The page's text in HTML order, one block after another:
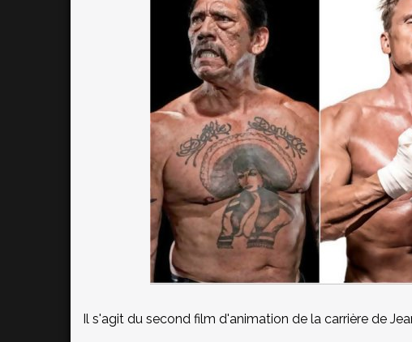
Il s'agit du second film d'animation de la carrière de